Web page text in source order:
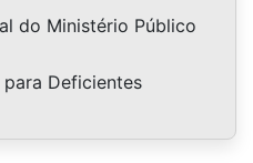
do Ministério Público
Deficientes